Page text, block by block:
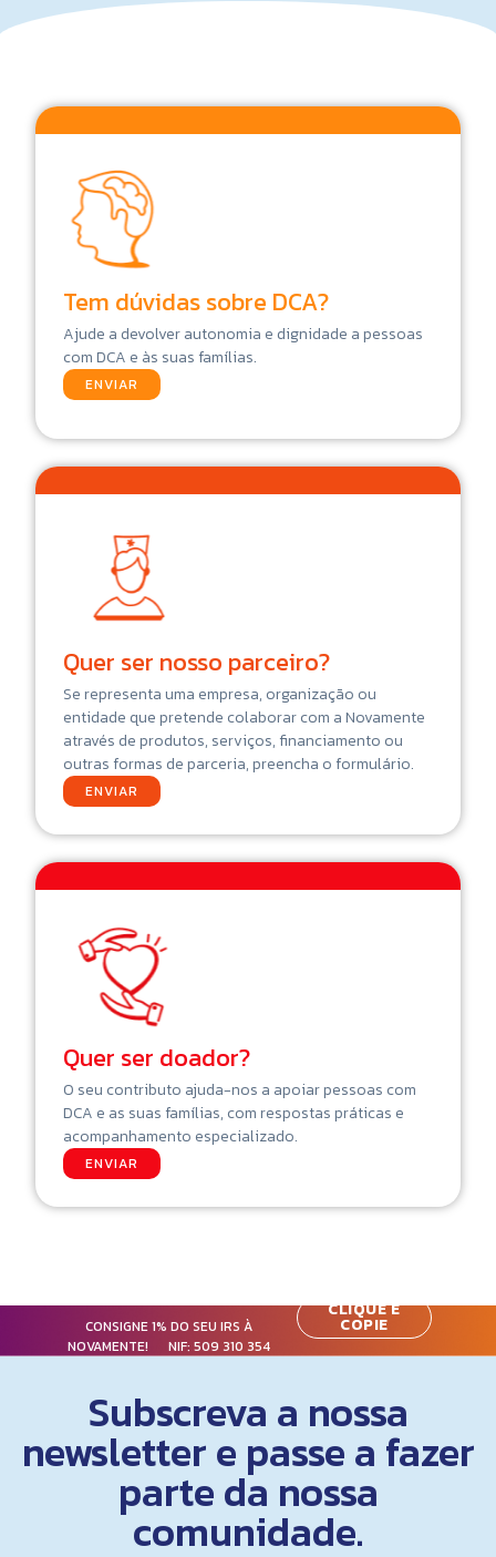
i
Tem dúvidas sobre DCA?
Ajude a devolver autonomia e dignidade a pessoas
com DCA e às suas famílias.
ENVIAR
Quer ser nosso parceiro?
Se representa uma empresa, organização ou
entidade que pretende colaborar com a Novamente
através de produtos, serviços, financiamento ou
outras formas de parceria, preencha o formulário.
ENVIAR
Quer ser doador?
O seu contributo ajuda-nos a apoiar pessoas com
DCA e as suas famílias, com respostas práticas e
acompanhamento especializado.
ENVIAR
CONSIGNE 1% DO SEU IRS À
NOVAMENTE! NIF:509 310 354
CLIQUE E
COPIE
Subscreva a nossa
newsletter e passe a fazer
parte da nossa
comunidade.